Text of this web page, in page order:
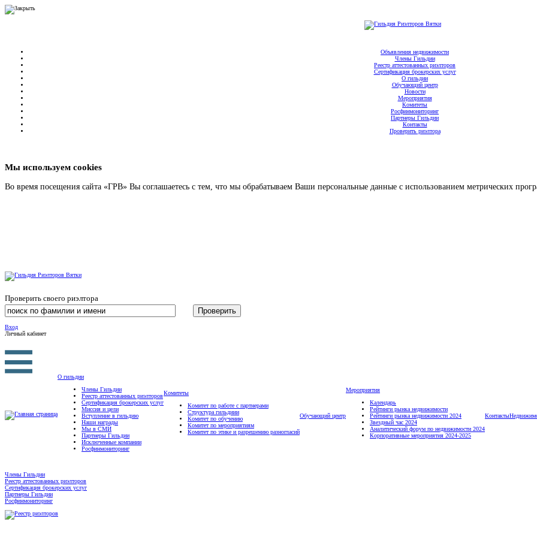
Объявления недвижимости
Члены Гильдии
Реестр аттестованных риэлторов
Сертификация брокерских услуг
О гильдии
Обучающий центр
Новости
Мероприятия
Комитеты
Росфинмониторинг
Партнеры Гильдии
Контакты
Проверить риэлтора
Мы используем cookies
Во время посещения сайта «ГРВ» Вы соглашаетесь с тем, что мы обрабатываем Ваши персональные данные с использованием метрических
Проверить своего риэлтора
Вход
Личный кабинет
О гильдии
Члены Гильдии
Реестр аттестованных риэлторов
Сертификация брокерских услуг
Миссия и цели
Вступление в гильдию
Наши награды
Мы в СМИ
Партнеры Гильдии
Исключенные компании
Росфинмониторинг
Комитеты
Комитет по работе с партнерами
Структура гильдиии
Комитет по обучению
Комитет по мероприятиям
Комитет по этике и разрешению разногласий
Обучающий центр
Мероприятия
Календарь
Рейтинги рынка недвижимости
Рейтинги рынка недвижимости 2024
Звездный час 2024
Аналитический форум по недвижимости 2024
Корпоративные мероприятия 2024-2025
Контакты
Члены Гильдии
Реестр аттестованных риэлторов
Сертификация брокерских услуг
Партнеры Гильдии
Росфинмониторинг